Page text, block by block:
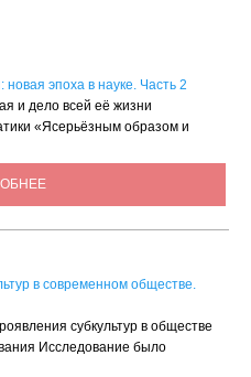
эпоха в науке. Часть 2
и дело всей её жизни
«Ясерьёзным образом и
в современном обществе.
субкультур в обществе
Исследование было